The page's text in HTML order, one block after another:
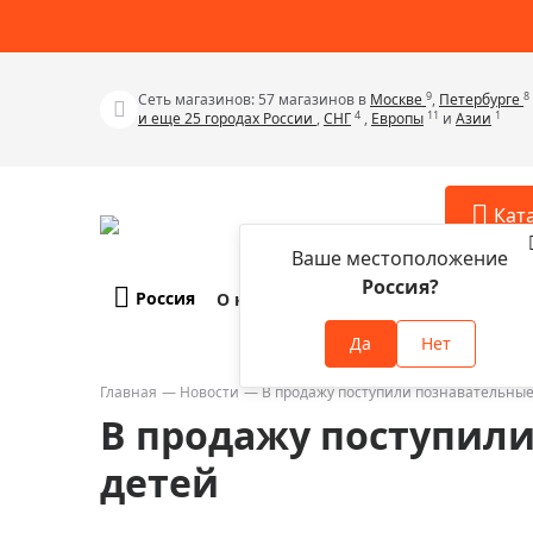
Сеть магазинов: 57 магазинов в Москве 9, Петербурге 8
и еще 25 городах России ,СНГ 4 , Европы 11 и Азии 1
Телескопы
Бинокли
Зрительные трубы
Лупы
Россия
Ваше местоположение
Россия?
Да Нет
О компании Оплата и доставка
Главная Новости В продажу поступили
В продажу
детей